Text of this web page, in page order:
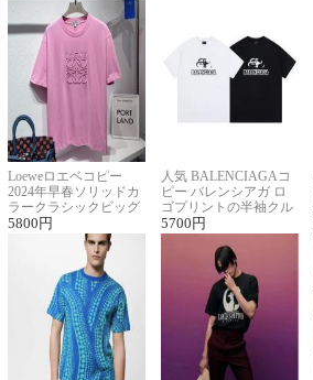
Loeweロエベコピー
2024年早春ソリッドカ
ラークラシックビッグ
ロゴ刺繍Tシャツ
5800 円
人気 BALENCIAGAコ
ピー バレンシアガ ロ
ゴプリントの半袖クル
ーネックTシャツ
5700 円